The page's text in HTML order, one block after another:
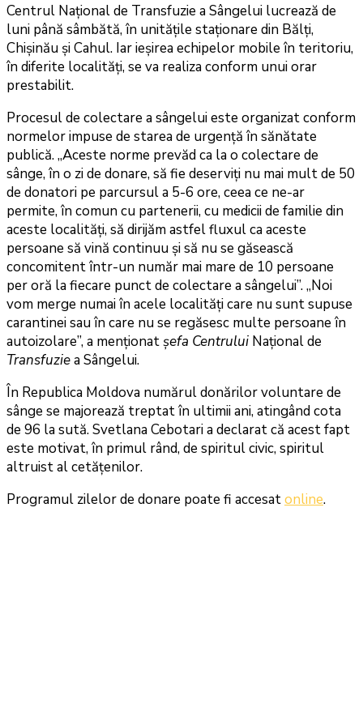
Centrul Naţional de Transfuzie a Sângelui lucrează de
luni până sâmbătă, în unitățile staţionare din Bălţi,
Chişinău şi Cahul. Iar ieşirea echipelor mobile în teritoriu,
în diferite localităţi, se va realiza conform unui orar
prestabilit.
Procesul de colectare a sângelui este organizat conform
normelor impuse de starea de urgenţă în sănătate
publică. „Aceste norme prevăd ca la o colectare de
sânge, în o zi de donare, să fie deserviţi nu mai mult de 50
de donatori pe parcursul a 5-6 ore, ceea ce ne-ar
permite, în comun cu partenerii, cu medicii de familie din
aceste localităţi, să dirijăm astfel fluxul ca aceste
persoane să vină continuu şi să nu se găsească
concomitent într-un număr mai mare de 10 persoane
per oră la fiecare punct de colectare a sângelui”. „Noi
vom merge numai în acele localităţi care nu sunt supuse
carantinei sau în care nu se regăsesc multe persoane în
autoizolare”, a menționatșefa Centrului Național de
Transfuziea Sângelui.
În Republica Moldova numărul donărilor voluntare de
sânge se majorează treptat în ultimii ani, atingând cota
de 96 la sută. Svetlana Cebotari a declarat că acest fapt
este motivat, în primul rând, de spiritul civic, spiritul
altruist al cetăţenilor.
Programul zilelor de donare poate fi accesatonline.